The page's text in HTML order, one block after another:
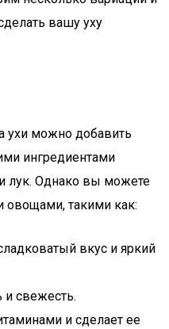
вашу уху
ухи можно добавить
ингредиентами
лук. Однако вы можете
овощами, такими как:
вкус и яркий
и свежесть.
и сделает ее